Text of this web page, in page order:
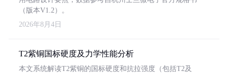
（版本V1.2）。
2026年8月4日
T2紫铜国标硬度及力学性能分析
本文系统解读T2紫铜的国标硬度和抗拉强度（包括T2及